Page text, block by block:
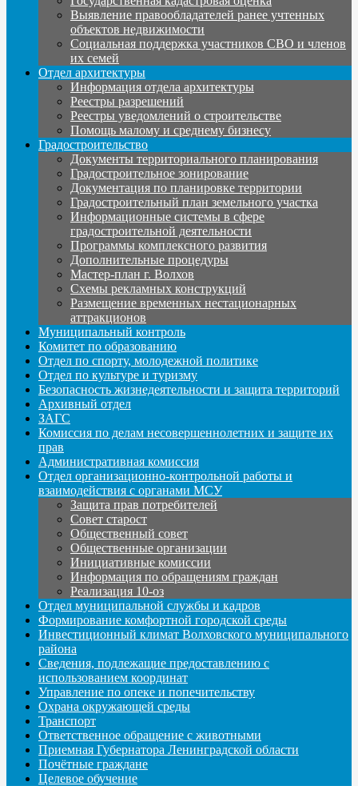
Выявление правообладателей ранее учтенных
объектов недвижимости
Социальная поддержка участников СВО и членов
их семей
Отдел архитектуры
Информация отдела архитектуры
Реестры разрешений
Реестры уведомлений о строительстве
Помощь малому и среднему бизнесу
Градостроительство
Документы территориального планирования
Градостроительное зонирование
Документация по планировке территории
Градостроительный план земельного участка
Информационные системы в сфере
градостроительной деятельности
Программы комплексного развития
Дополнительные процедуры
Мастер-план г. Волхов
Схемы рекламных конструкций
Размещение временных нестационарных
аттракционов
Муниципальный контроль
Комитет по образованию
Отдел по спорту, молодежной политике
Отдел по культуре и туризму
Безопасность жизнедеятельности и защита территорий
Архивный отдел
ЗАГС
Комиссия по делам несовершеннолетних и защите их
прав
Административная комиссия
Отдел организационно-контрольной работы и
взаимодействия с органами МСУ
Защита прав потребителей
Совет старост
Общественный совет
Общественные организации
Инициативные комиссии
Информация по обращениям граждан
Реализация 10-оз
Отдел муниципальной службы и кадров
Формирование комфортной городской среды
Инвестиционный климат Волховского муниципального
района
Сведения, подлежащие предоставлению с
использованием координат
Управление по опеке и попечительству
Охрана окружающей среды
Транспорт
Ответственное обращение с животными
Приемная Губернатора Ленинградской области
Почётные граждане
Целевое обучение